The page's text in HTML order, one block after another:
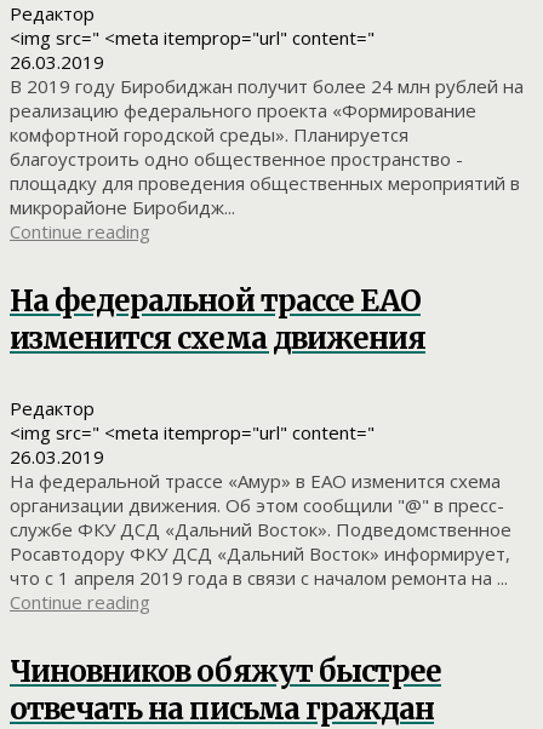
Редактор
<img src=" <meta itemprop="url" content="
26.03.2019
В 2019 году Биробиджан получит более 24 млн рублей на
реализацию федерального проекта «Формирование
комфортной городской среды». Планируется
благоустроить одно общественное пространство -
площадку для проведения общественных мероприятий в
микрорайоне Биробидж...
Continue reading
На федеральной трассе ЕАО
изменится схема движения
Редактор
<img src=" <meta itemprop="url" content="
26.03.2019
На федеральной трассе «Амур» в ЕАО изменится схема
организации движения. Об этом сообщили "@" в пресс-
службе ФКУ ДСД «Дальний Восток». Подведомственное
Росавтодору ФКУ ДСД «Дальний Восток» информирует,
что с 1 апреля 2019 года в связи с началом ремонта на ...
Continue reading
Чиновников обяжут быстрее
отвечать на письма граждан